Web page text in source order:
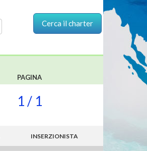
PAGINA
1 / 1
INSERZIONISTA